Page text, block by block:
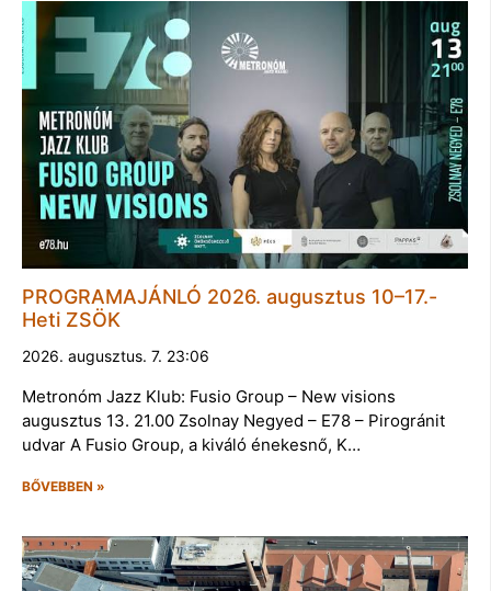
PROGRAMAJÁNLÓ 2026. augusztus 10–17.-
Heti ZSÖK
2026. augusztus. 7. 23:06
Metronóm Jazz Klub: Fusio Group – New visions
augusztus 13. 21.00 Zsolnay Negyed – E78 – Pirogránit
udvar A Fusio Group, a kiváló énekesnő, K…
BŐVEBBEN »